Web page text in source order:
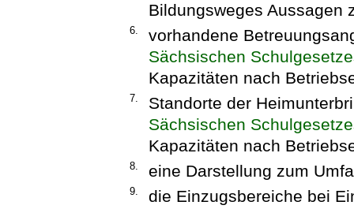
Bildungsweges Aussagen
6.
vorhandene
Sächsischen
Kapazitäten nach
7.
Standorte der
Sächsischen
Kapazitäten nach
8. eine Darstellung zum
9. die Einzugsbereiche bei